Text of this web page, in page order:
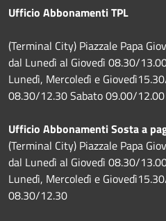
Ufficio Abbonamenti TPL
(Terminal City) Piazzale Papa
dal Lunedì al Giovedì 08.30/
Lunedì, Mercoledì e
08.30/12.30 Sabato 09.00/12.00
Ufficio Abbonamenti Sosta a
(Terminal City) Piazzale Papa
dal Lunedì al Giovedì 08.30/
Lunedì, Mercoledì e
08.30/12.30